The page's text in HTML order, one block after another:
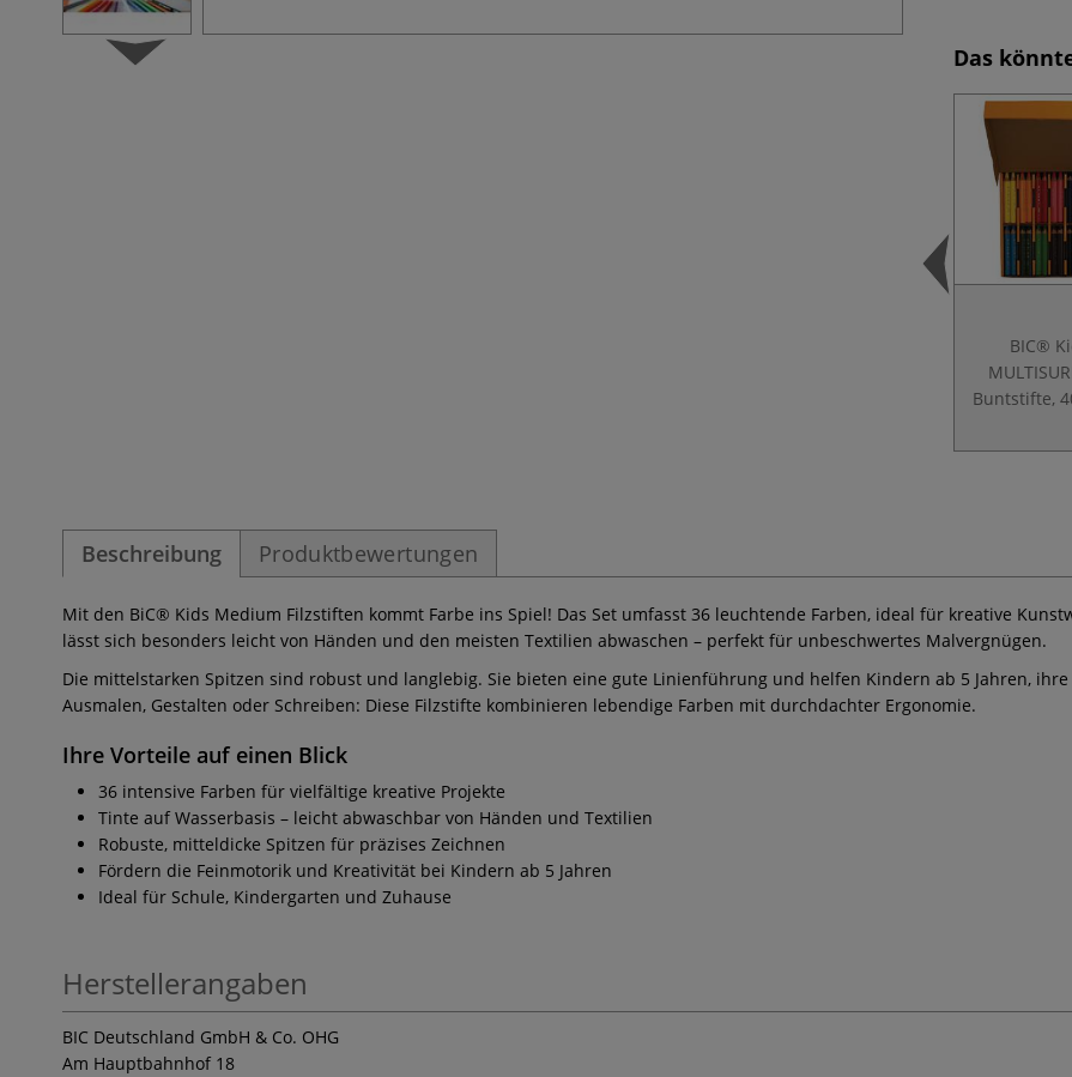
Das
BIC®
Buntstifte,
Beschreibung Produktbewertungen
Mit den BiC® Kids Medium Filzstiften kommt Farbe ins Spiel! Das Set umfasst 36 leuchtende Farben, ideal für kreative
lässt sich besonders leicht von Händen und den meisten Textilien abwaschen – perfekt für unbeschwertes Malvergnügen.
Die mittelstarken Spitzen sind robust und langlebig. Sie bieten eine gute Linienführung und helfen Kindern ab 5 Jahren,
Ausmalen, Gestalten oder Schreiben: Diese Filzstifte kombinieren lebendige Farben mit durchdachter Ergonomie.
Ihre Vorteile auf einen Blick
36 intensive Farben für vielfältige kreative Projekte
Tinte auf Wasserbasis – leicht abwaschbar von Händen und Textilien
Robuste, mitteldicke Spitzen für präzises Zeichnen
Fördern die Feinmotorik und Kreativität bei Kindern ab 5 Jahren
Ideal für Schule, Kindergarten und Zuhause
Herstellerangaben
BIC Deutschland GmbH & Co. OHG
Am Hauptbahnhof 18